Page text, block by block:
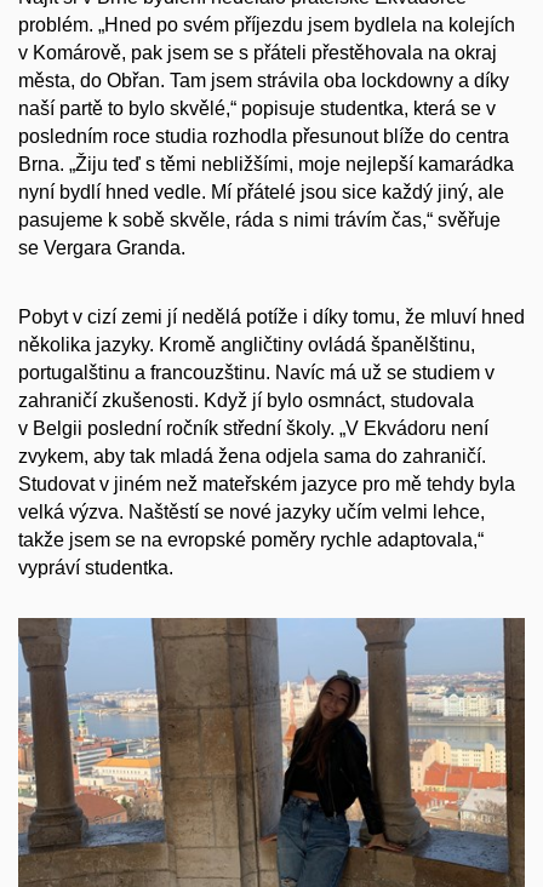
problém. „Hned po svém příjezdu jsem bydlela na kolejích
v Komárově, pak jsem se s přáteli přestěhovala na okraj
města, do Obřan. Tam jsem strávila oba lockdowny a díky
naší partě to bylo skvělé,“ popisuje studentka, která se v
posledním roce studia rozhodla přesunout blíže do centra
Brna. „Žiju teď s těmi nebližšími, moje nejlepší kamarádka
nyní bydlí hned vedle. Mí přátelé jsou sice každý jiný, ale
pasujeme k sobě skvěle, ráda s nimi trávím čas,“ svěřuje
se Vergara Granda.
Pobyt v cizí zemi jí nedělá potíže i díky tomu, že mluví hned
několika jazyky. Kromě angličtiny ovládá španělštinu,
portugalštinu a francouzštinu. Navíc má už se studiem v
zahraničí zkušenosti. Když jí bylo osmnáct, studovala
v Belgii poslední ročník střední školy. „V Ekvádoru není
zvykem, aby tak mladá žena odjela sama do zahraničí.
Studovat v jiném než mateřském jazyce pro mě tehdy byla
velká výzva. Naštěstí se nové jazyky učím velmi lehce,
takže jsem se na evropské poměry rychle adaptovala,“
vypráví studentka.